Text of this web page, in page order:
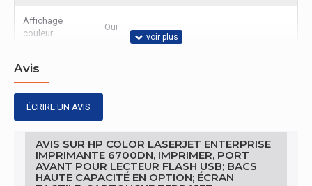
Affichage
couleur
Oui
Poids et dimensions
Largeur
Profondeur
Hauteur 415 mm
Poids 31,1 kg
Avis
ÉCRIRE UN AVIS
AVIS SUR HP COLOR LASERJET ENTERPRISE
IMPRIMANTE 6700DN, IMPRIMER, PORT
AVANT POUR LECTEUR FLASH USB; BACS
HAUTE CAPACITÉ EN OPTION; ÉCRAN